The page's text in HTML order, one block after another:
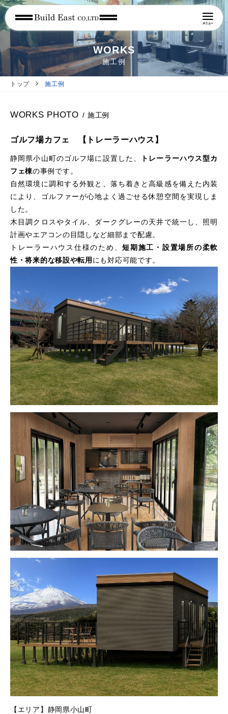
WORKS
施工例
トップ 施工例
WORKS PHOTO / 施工例
ゴルフ場カフェ 【トレーラーハウス】
静岡県小山町のゴルフ場に設置した、
トレーラーハウス型カ
フェ棟の事例です。
自然環境に調和する外観と、落ち着きと高級感を備えた内装
により、ゴルファーが心地よく過ごせる休憩空間を実現しま
した。
木目調クロスやタイル、ダークグレーの天井で統一し、照明
計画やエアコンの目隠しなど細部まで配慮。
トレーラーハウス仕様のため、短期施工・設置場所の柔軟
性・将来的な移設や転用 にも対応可能です。
【エリア】静岡県小山町